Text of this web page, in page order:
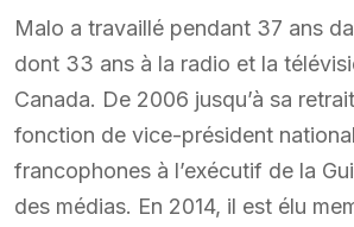
Malo a travaillé pendant 37 ans
dont 33 ans à la radio et la
Canada. De 2006 jusqu’à sa
fonction de vice-président
francophones à l’exécutif de la
des médias. En 2014, il est élu